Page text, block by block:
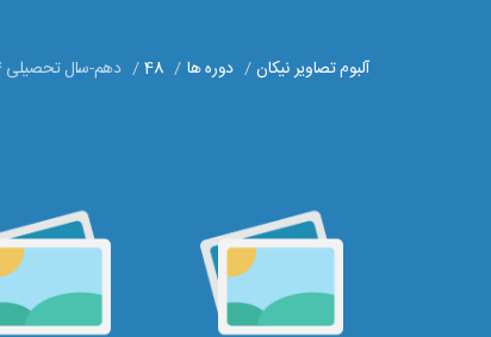
آلبوم تصاویر نیکان دوره ها 48 دهم-سال تحصیلی 1404-1403